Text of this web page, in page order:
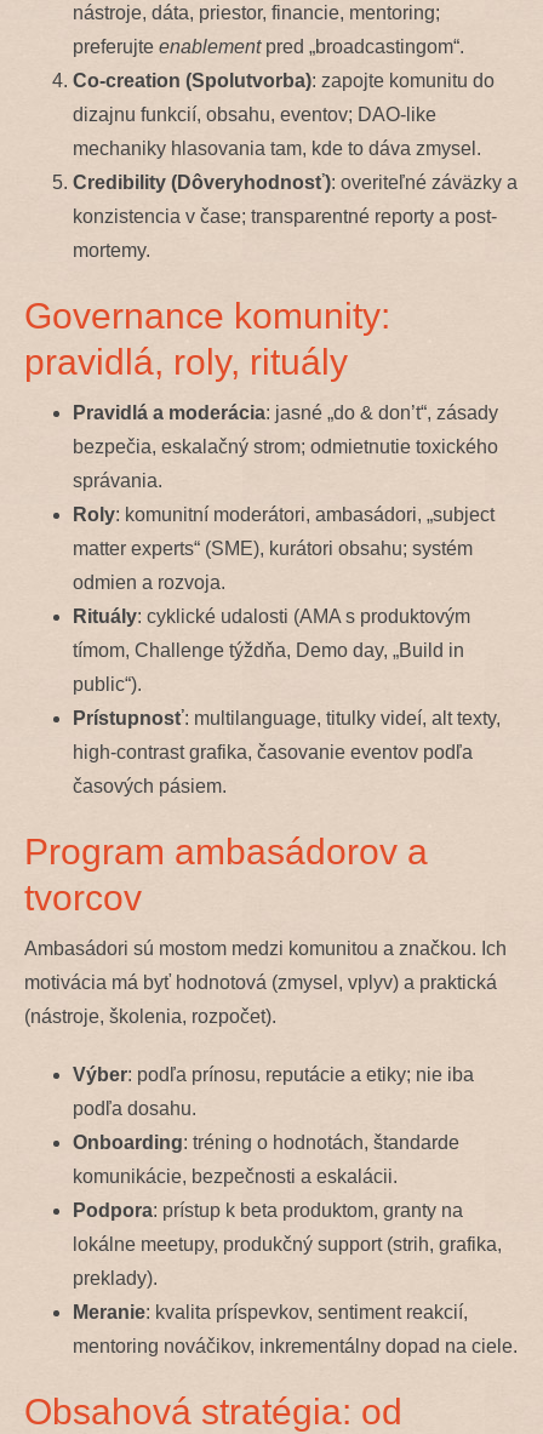
nástroje, dáta, priestor, financie, mentoring;
preferujte enablementpred „broadcastingom“.
Co-creation (Spolutvorba): zapojte komunitu do
dizajnu funkcií, obsahu, eventov; DAO-like
mechaniky hlasovania tam, kde to dáva zmysel.
Credibility (Dôveryhodnosť): overiteľné záväzky a
konzistencia v čase; transparentné reporty a post-
mortemy.
Governance komunity:
pravidlá, roly, rituály
Pravidlá a moderácia: jasné „do & don’t“, zásady
bezpečia, eskalačný strom; odmietnutie toxického
správania.
Roly: komunitní moderátori, ambasádori, „subject
matter experts“ (SME), kurátori obsahu; systém
odmien a rozvoja.
Rituály: cyklické udalosti (AMA s produktovým
tímom, Challenge týždňa, Demo day, „Build in
public“).
Prístupnosť: multilanguage, titulky videí, alt texty,
high-contrast grafika, časovanie eventov podľa
časových pásiem.
Program ambasádorov a
tvorcov
Ambasádori sú mostom medzi komunitou a značkou. Ich
motivácia má byť hodnotová (zmysel, vplyv) a praktická
(nástroje, školenia, rozpočet).
Výber: podľa prínosu, reputácie a etiky; nie iba
podľa dosahu.
Onboarding: tréning o hodnotách, štandarde
komunikácie, bezpečnosti a eskalácii.
Podpora: prístup k beta produktom, granty na
lokálne meetupy, produkčný support (strih, grafika,
preklady).
Meranie: kvalita príspevkov, sentiment reakcií,
mentoring nováčikov, inkrementálny dopad na ciele.
Obsahová stratégia: od